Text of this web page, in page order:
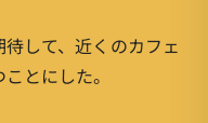
して、近くのカフェ
とにした。